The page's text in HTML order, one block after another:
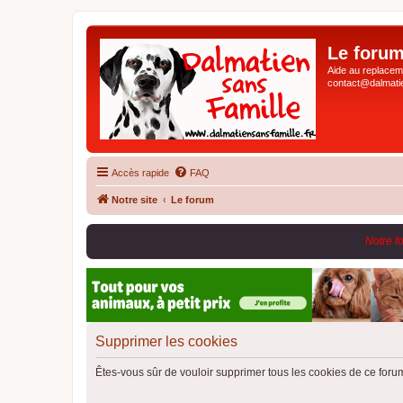
Le
Aide au
Accès rapide FAQ
Notre site Le forum
Notre
Supprimer les cookies
Êtes-vous sûr de vouloir supprimer tous les cookies de ce